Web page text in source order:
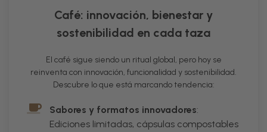
Café: innovación, bienestar y
sostenibilidad en cada taza
El café sigue siendo un ritual global, pero hoy se
reinventa con innovación, funcionalidad y sostenibilidad.
Descubre lo que está marcando tendencia:
Sabores y formatos innovadores:
Ediciones limitadas, cápsulas compostables